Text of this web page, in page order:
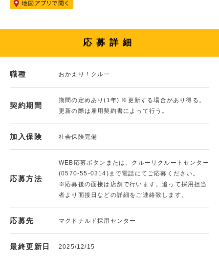
応募詳細
職種 おかえり！クルー
契約期間
期間の定めあり(1年) ※更新する場合があり得る。
更新の際は雇用契約書によって行う。
加入保険 社会保険完備
応募方法
WEB応募ボタンまたは、クルーリクルートセンター
(0570-55-0314)まで電話にてご応募ください。
※応募後の面接は店舗で行います。追って採用担当
者より面接日などの詳細をご連絡致します。
応募先 マクドナルド採用センター
最終更新日 2025/12/15